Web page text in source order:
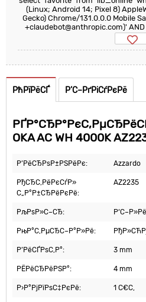
(Linux; Android 14; Pixel 8)
Gecko) Chrome/131.0.0.0 Mobile
+claudebot@anthropic.com)'
РћРїРёСЃ Р’С–РґРіСѓРєРё
OKA AC WH 4000K
Р’РёСЂРѕР±РЅРёРє: Azzardo
РђСЂС‚РёРєСѓР»
С„Р°Р±СЂРёРєРё:
AZ2235
РљРѕР»С–СЂ:
РњР°С‚РµСЂС–Р°Р»Рё:
Р’РёСЃРѕС‚Р°: 3 mm
РЁРёСЂРёРЅР°: 4 mm
Р›Р°РјРїРѕС‡РєРё: 1 С€С‚